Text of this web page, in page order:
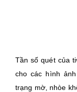
Tần số quét của
cho các hình
trạng mờ, nhòe